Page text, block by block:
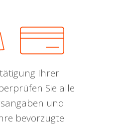
Ihrer
Sie alle
und
bevorzugte